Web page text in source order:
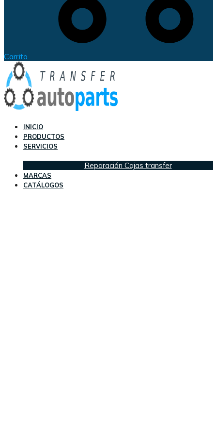
Carrito
INICIO
PRODUCTOS
SERVICIOS
Reparación Cajas transfer
MARCAS
CATÁLOGOS